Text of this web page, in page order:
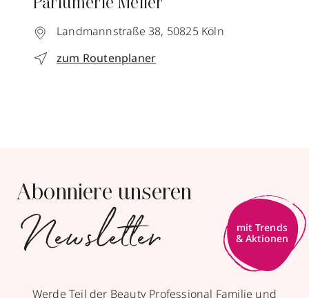
Parfümerie Meller
Landmannstraße 38, 50825 Köln
zum Routenplaner
Abonniere unseren
Newsletter
mit Trends
& Aktionen
Werde Teil der Beauty Professional Familie und